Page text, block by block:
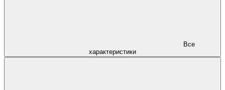
характеристики